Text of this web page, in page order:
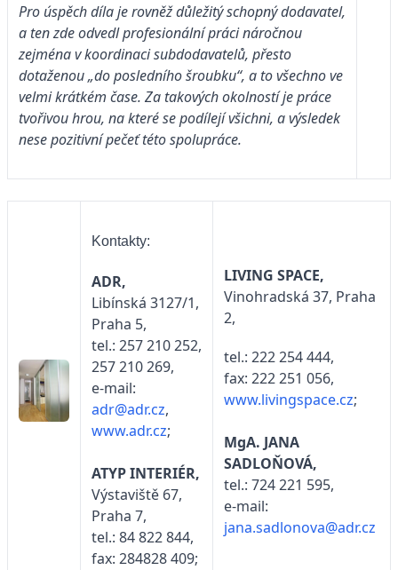
Pro úspěch díla je rovněž důležitý schopný dodavatel,
a ten zde odvedl profesionální práci náročnou
zejména v koordinaci subdodavatelů, přesto
dotaženou „do posledního šroubku“, a to všechno ve
velmi krátkém čase. Za takových okolností je práce
tvořivou hrou, na které se podílejí všichni, a výsledek
nese pozitivní pečeť této spolupráce.
Kontakty:
ADR,
Libínská 3127/1,
Praha 5,
tel.: 257 210 252,
257 210 269,
e-mail:
adr@adr.cz,
www.adr.cz;
ATYP INTERIÉR,
Výstaviště 67,
Praha 7,
tel.: 84 822 844,
fax: 284828 409;
LIVING SPACE,
Vinohradská 37, Praha
2,
tel.: 222 254 444,
fax: 222 251 056,
www.livingspace.cz;
MgA. JANA
SADLOŇOVÁ,
tel.: 724 221 595,
e-mail:
jana.sadlonova@adr.cz